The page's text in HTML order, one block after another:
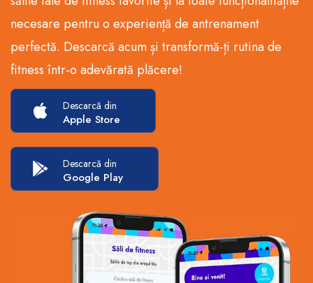
necesare pentru o experiență de antrenament
perfectă. Descarcă acum și transformă-ți rutina de
fitness într-o adevărată plăcere!
Descarcă din
Apple Store
Descarcă din
Google Play